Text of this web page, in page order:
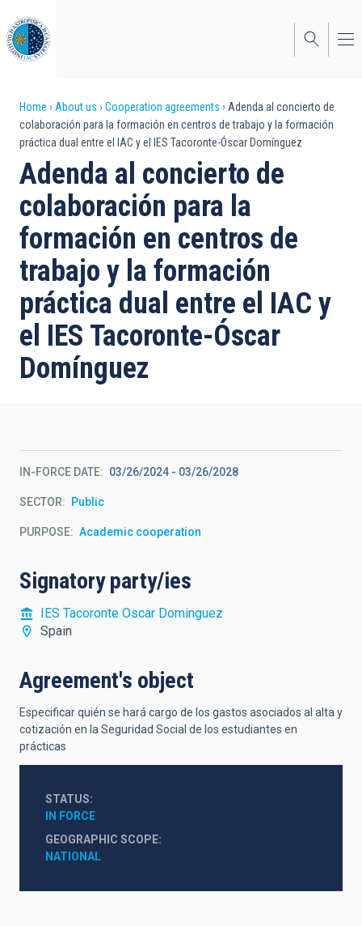
to
main
content
Breadcrumb
Home About us Cooperation agreements
Adenda al concierto de
colaboración para la formación en centros de trabajo y la formación
práctica dual entre el IAC y el IES Tacoronte-Óscar Domínguez
Adenda al concierto de
colaboración para la
formación en centros de
trabajo y la formación
práctica dual entre el IAC y
el IES Tacoronte-Óscar
Domínguez
IN-FORCE DATE 03/26/2024 - 03/26/2028
SECTOR Public
PURPOSE Academic cooperation
Signatory party/ies
IES Tacoronte Oscar Dominguez
Spain
Agreement's object
Especificar quién se hará cargo de los gastos asociados al alta y
cotización en la Seguridad Social de los estudiantes en
prácticas
STATUS
IN FORCE
GEOGRAPHIC SCOPE
NATIONAL